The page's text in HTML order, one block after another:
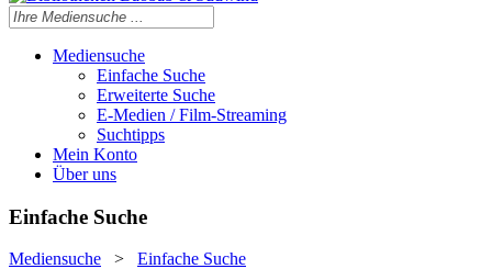
Mediensuche
Einfache Suche
Erweiterte Suche
E-Medien / Film-Streaming
Suchtipps
Mein Konto
Über uns
Einfache Suche
Mediensuche > Einfache Suche